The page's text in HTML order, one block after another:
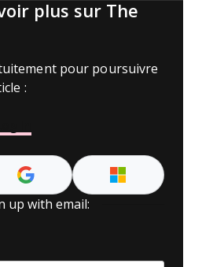
plus sur The
pour poursuivre
:
up with email: